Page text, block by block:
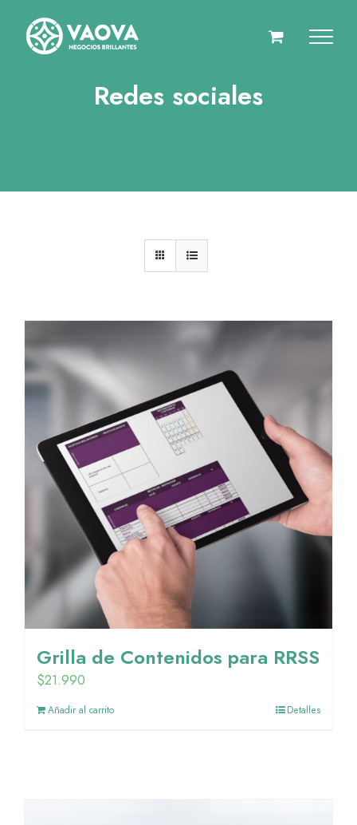
contenido
Redes sociales
Grilla de Contenidos para RRSS
$21.990
Añadir al carrito Detalles